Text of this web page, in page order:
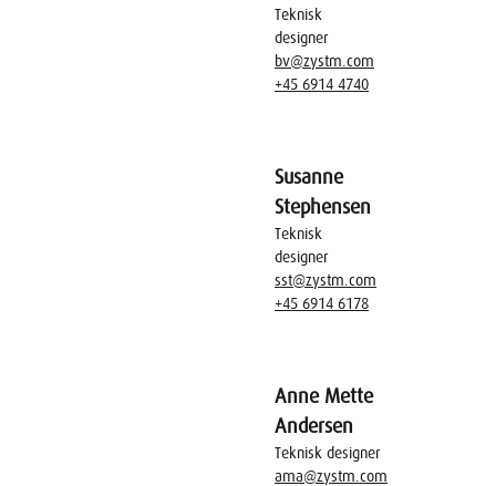
Teknisk
designer
bv@zystm.com
+45 6914 4740
Susanne
Stephensen
Teknisk
designer
sst@zystm.com
+45 6914 6178
Anne Mette
Andersen
Teknisk designer
ama@zystm.com